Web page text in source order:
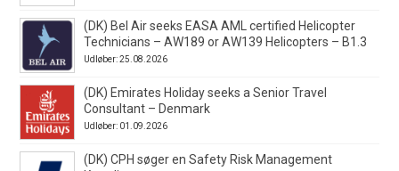
(DK) Bel Air seeks EASA AML certified Helicopter
Technicians – AW189 or AW139 Helicopters – B1.3
Udløber: 25.08.2026
(DK) Emirates Holiday seeks a Senior Travel
Consultant – Denmark
Udløber: 01.09.2026
(DK) CPH søger en Safety Risk Management